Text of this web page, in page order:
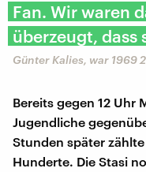
Fan. Wir waren
überzeugt, dass
Günter Kalies, war 1969
Bereits gegen 12 Uhr
Jugendliche
Stunden später
Hunderte. Die Stasi